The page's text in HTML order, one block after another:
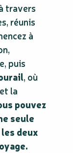
travers
réunis
à
puis
, où
la
pouvez
seule
deux